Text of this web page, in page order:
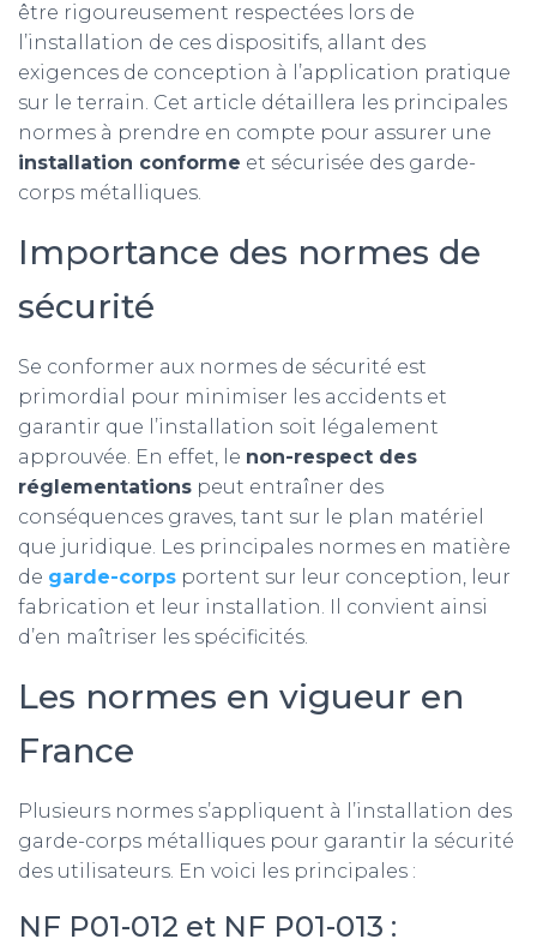
être rigoureusement respectées lors de
l’installation de ces dispositifs, allant des
exigences de conception à l’application pratique
sur le terrain. Cet article détaillera les principales
normes à prendre en compte pour assurer une
installation conforme et sécurisée des garde-
corps métalliques.
Importance des normes de
sécurité
Se conformer aux normes de sécurité est
primordial pour minimiser les accidents et
garantir que l’installation soit légalement
approuvée. En effet, le non-respect des
réglementations peut entraîner des
conséquences graves, tant sur le plan matériel
que juridique. Les principales normes en matière
de garde-corps portent sur leur conception, leur
fabrication et leur installation. Il convient ainsi
d’en maîtriser les spécificités.
Les normes en vigueur en
France
Plusieurs normes s’appliquent à l’installation des
garde-corps métalliques pour garantir la sécurité
des utilisateurs. En voici les principales :
NF P01-012 et NF P01-013 :